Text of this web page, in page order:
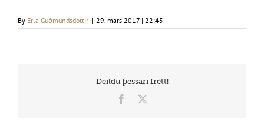
By Erla Guðmundsdóttir | 29. mars 2017 | 22:45
Deildu þessari frétt!
Facebook